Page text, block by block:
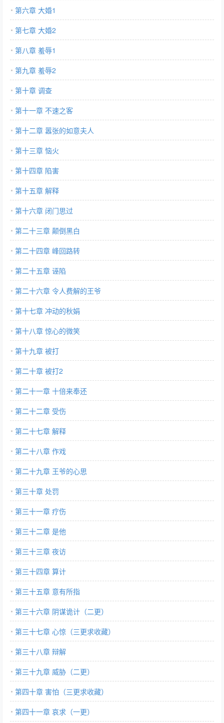
第六章 大婚1
第七章 大婚2
第八章 羞辱1
第九章 羞辱2
第十章 调查
第十一章 不速之客
第十二章 嚣张的如意夫人
第十三章 恼火
第十四章 陷害
第十五章 解释
第十六章 闭门思过
第二十三章 颠倒黑白
第二十四章 峰回路转
第二十五章 诬陷
第二十六章 令人费解的王爷
第十七章 冲动的秋娟
第十八章 惊心的微笑
第十九章 被打
第二十章 被打2
第二十一章 十倍来奉还
第二十二章 受伤
第二十七章 解释
第二十八章 作戏
第二十九章 王爷的心思
第三十章 处罚
第三十一章 疗伤
第三十二章 是他
第三十三章 夜访
第三十四章 算计
第三十五章 意有所指
第三十六章 阴谋诡计（二更）
第三十七章 心惊（三更求收藏）
第三十八章 辩解
第三十九章 威胁（二更）
第四十章 害怕（三更求收藏）
第四十一章 哀求（一更）